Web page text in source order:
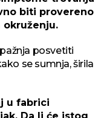
biti provereno
okruženju.
posvetiti
se sumnja, širila
u fabrici